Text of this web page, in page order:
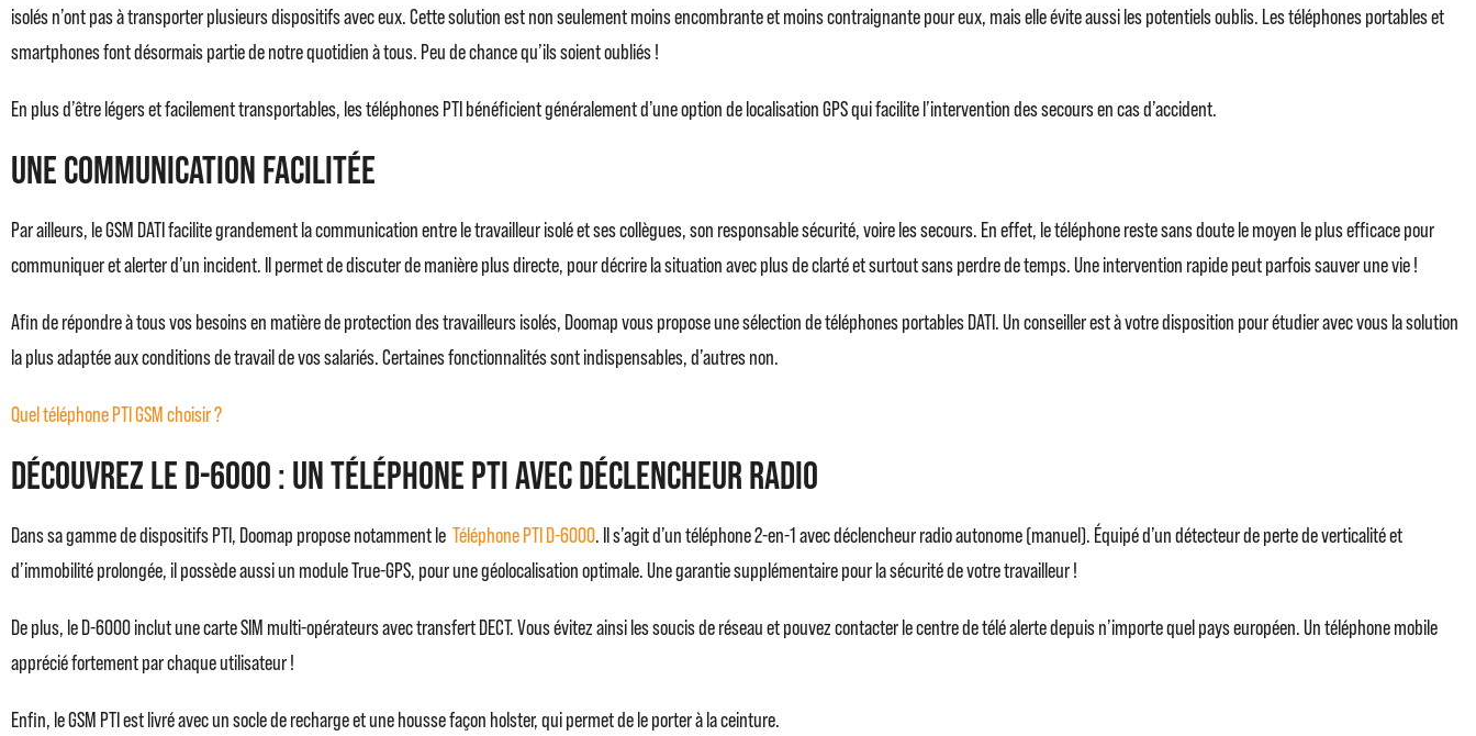
isolés n’ont pas à transporter plusieurs dispositifs avec eux. Cette solution est non seulement moins encombrante et moins contraignante pour eux, mais elle évite aussi les potentiels oublis. Les téléphones portables et
smartphones font désormais partie de notre quotidien à tous. Peu de chance qu’ils soient oubliés !
En plus d’être légers et facilement transportables, les téléphones PTI bénéficient généralement d’une option de localisation GPS qui facilite l’intervention des secours en cas d’accident.
Une communication facilitée
Par ailleurs, le GSM DATI facilite grandement la communication entre le travailleur isolé et ses collègues, son responsable sécurité, voire les secours. En effet, le téléphone reste sans doute le moyen le plus efficace pour
communiquer et alerter d’un incident. Il permet de discuter de manière plus directe, pour décrire la situation avec plus de clarté et surtout sans perdre de temps. Une intervention rapide peut parfois sauver une vie !
Afin de répondre à tous vos besoins en matière de protection des travailleurs isolés, Doomap vous propose une sélection de téléphones portables DATI. Un conseiller est à votre disposition pour étudier avec vous la solution
la plus adaptée aux conditions de travail de vos salariés. Certaines fonctionnalités sont indispensables, d’autres non.
Quel téléphone PTI GSM choisir ?
Découvrez le D-6000 : un téléphone PTI avec déclencheur radio
Dans sa gamme de dispositifs PTI, Doomap propose notamment le Téléphone PTI D-6000. Il s’agit d’un téléphone 2-en-1 avec déclencheur radio autonome (manuel). Équipé d’un détecteur de perte de verticalité et
d’immobilité prolongée, il possède aussi un module True-GPS, pour une géolocalisation optimale. Une garantie supplémentaire pour la sécurité de votre travailleur !
De plus, le D-6000 inclut une carte SIM multi-opérateurs avec transfert DECT. Vous évitez ainsi les soucis de réseau et pouvez contacter le centre de télé alerte depuis n’importe quel pays européen. Un téléphone mobile
apprécié fortement par chaque utilisateur !
Enfin, le GSM PTI est livré avec un socle de recharge et une housse façon holster, qui permet de le porter à la ceinture.